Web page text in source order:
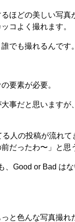
ほどの美しい写
コよく撮れます。
でも撮れるんです。
要素が必要。
事だと思います
人の投稿が流れ
だったわ〜」と思
Good or Bad は
と色んな写真撮